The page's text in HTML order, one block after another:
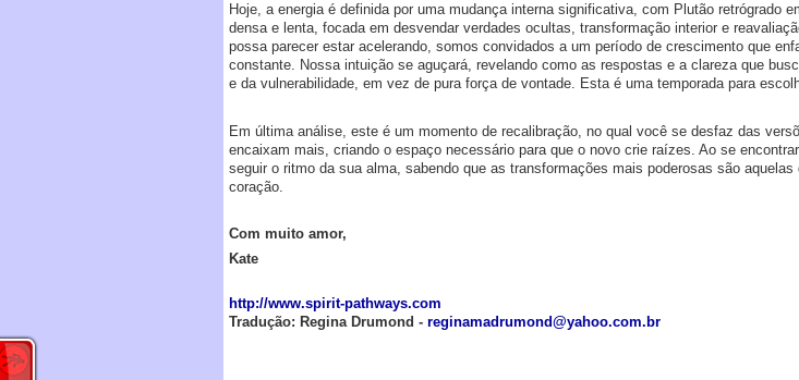
Hoje, a energia é definida por uma mudança interna significativa, com Plutão retrógrado
densa e lenta, focada em desvendar verdades ocultas, transformação interior e
possa parecer estar acelerando, somos convidados a um período de crescimento que
constante. Nossa intuição se aguçará, revelando como as respostas e a clareza que
e da vulnerabilidade, em vez de pura força de vontade. Esta é uma temporada para
Em última análise, este é um momento de recalibração, no qual você se desfaz das
encaixam mais, criando o espaço necessário para que o novo crie raízes. Ao se
seguir o ritmo da sua alma, sabendo que as transformações mais poderosas são
coração.
Com muito amor,
Kate
http://www.spirit-pathways.com
Tradução: Regina Drumond - reginamadrumond@yahoo.com.br